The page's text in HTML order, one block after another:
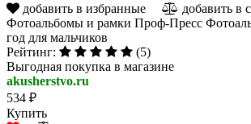
добавить в избранные
добавить в
Фотоальбомы и рамки Проф-Пресс
год для мальчиков
Рейтинг:
(5)
Выгодная покупка в магазине
akusherstvo.ru
534 ₽
Купить